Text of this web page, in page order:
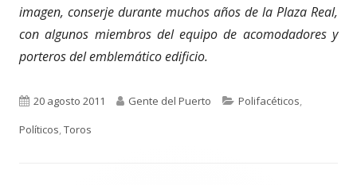
imagen, conserje durante muchos años de la Plaza Real,
con algunos miembros del equipo de acomodadores y
porteros del emblemático edificio.
Publicado
el
20 agosto 2011 Autor
Gente del Puerto Categorías
Polifacéticos,
Políticos,Toros